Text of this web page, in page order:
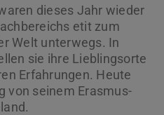
dieses Jahr wieder
etit zum
Welt unterwegs. In
sie ihre Lieblingsorte
Erfahrungen. Heute
von seinem Erasmus-